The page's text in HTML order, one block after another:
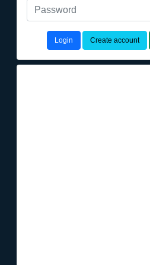
Login Create account